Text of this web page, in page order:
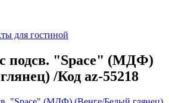
для гостиной
с подсв. "Space" (МДФ)
/Код az-55218